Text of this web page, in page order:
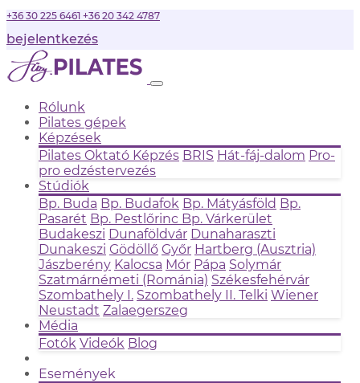
+36 30 225 6461 +36 20 342 4787
bejelentkezés
Rólunk
Pilates gépek
Képzések
Pilates Oktató Képzés BRIS Hát-fáj-dalom Pro-
pro edzéstervezés
Stúdiók
Bp. Buda Bp. Budafok Bp. Mátyásföld Bp.
Pasarét Bp. Pestlőrinc Bp. Várkerület
Budakeszi Dunaföldvár Dunaharaszti
Dunakeszi Gödöllő Győr Hartberg (Ausztria)
Jászberény Kalocsa Mór Pápa Solymár
Szatmárnémeti (Románia) Székesfehérvár
Szombathely I. Szombathely II. Telki Wiener
Neustadt Zalaegerszeg
Média
Fotók Videók Blog
Események